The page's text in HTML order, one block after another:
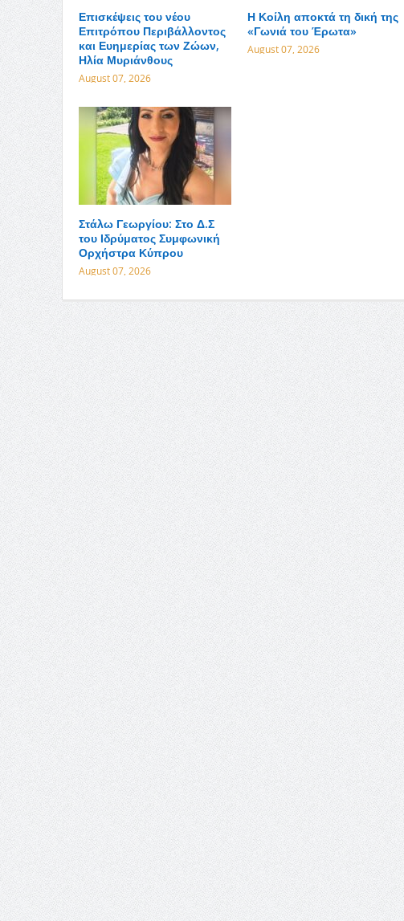
Επισκέψεις του νέου
Επιτρόπου Περιβάλλοντος
και Ευημερίας των Ζώων,
Ηλία Μυριάνθους
August 07, 2026
Η Κοίλη αποκτά τη δική της
«Γωνιά του Έρωτα»
August 07, 2026
Στάλω Γεωργίου: Στο Δ.Σ
του Ιδρύματος Συμφωνική
Ορχήστρα Κύπρου
August 07, 2026